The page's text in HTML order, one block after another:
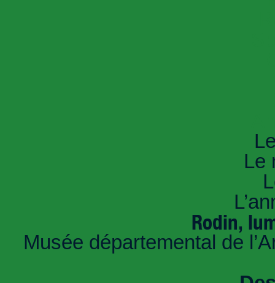
Le
Rodin,
Musée départemental de